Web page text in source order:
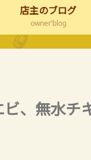
店主のブログ
owner’blog
、無水チ